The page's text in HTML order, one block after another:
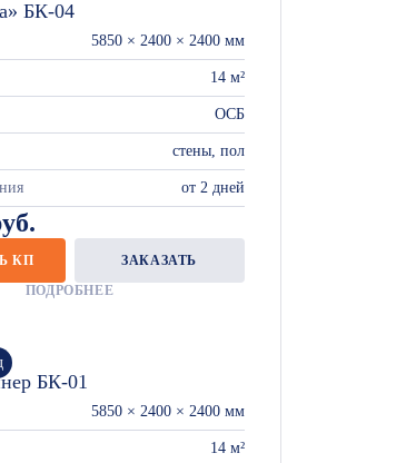
БК-04
5850 × 2400 × 2400 мм
14 м²
ОСБ
стены, пол
от 2 дней
КП
ЗАКАЗАТЬ
ПОДРОБНЕЕ
БК-01
5850 × 2400 × 2400 мм
14 м²